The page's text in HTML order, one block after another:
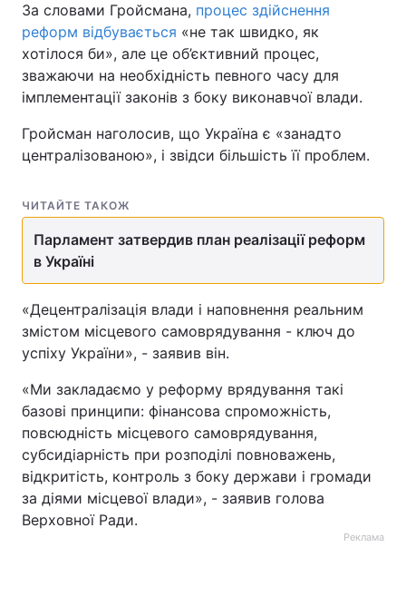
За словами Гройсмана, процес здійснення
реформ відбувається «не так швидко, як
хотілося би», але це об’єктивний процес,
зважаючи на необхідність певного часу для
імплементації законів з боку виконавчої влади.
Гройсман наголосив, що Україна є «занадто
централізованою», і звідси більшість її проблем.
ЧИТАЙТЕ ТАКОЖ
Парламент затвердив план реалізації реформ
в Україні
«Децентралізація влади і наповнення реальним
змістом місцевого самоврядування - ключ до
успіху України», - заявив він.
«Ми закладаємо у реформу врядування такі
базові принципи: фінансова спроможність,
повсюдність місцевого самоврядування,
субсидіарність при розподілі повноважень,
відкритість, контроль з боку держави і громади
за діями місцевої влади», - заявив голова
Верховної Ради.
Реклама